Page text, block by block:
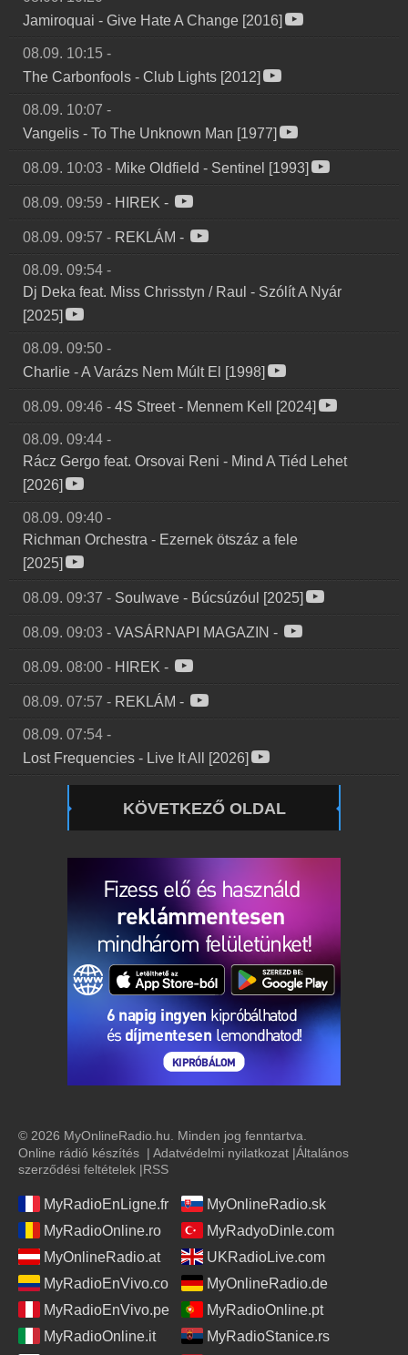
Jamiroquai - Give Hate A Change [2016]
08.09. 10:15 -
The Carbonfools - Club Lights [2012]
08.09. 10:07 -
Vangelis - To The Unknown Man [1977]
08.09. 10:03 - Mike Oldfield - Sentinel [1993]
08.09. 09:59 - HIREK -
08.09. 09:57 - REKLÁM -
08.09. 09:54 -
Dj Deka feat. Miss Chrisstyn / Raul - Szólít A Nyár
[2025]
08.09. 09:50 -
Charlie -A Varázs Nem Múlt El [1998]
08.09. 09:46 - 4S Street- Mennem Kell [2024]
08.09. 09:44 -
Rácz Gergo feat. Orsovai Reni - Mind A Tiéd Lehet
[2026]
08.09. 09:40 -
Richman Orchestra - Ezernek ötszáz a fele
[2025]
08.09. 09:37 - Soulwave - Búcsúzóul [2025]
08.09. 09:03 - VASÁRNAPI MAGAZIN -
08.09. 08:00 - HIREK -
08.09. 07:57 - REKLÁM -
08.09. 07:54 -
Lost Frequencies - Live It All [2026]
KÖVETKEZŐ OLDAL
© 2026 MyOnlineRadio.hu. Minden jog fenntartva.
Online rádió készítés | Adatvédelmi nyilatkozat |Általános
szerződési feltételek |RSS
MyRadioEnLigne.fr
MyOnlineRadio.sk
MyRadioOnline.ro
MyRadyoDinle.com
MyOnlineRadio.at
UKRadioLive.com
MyRadioEnVivo.co
MyOnlineRadio.de
MyRadioEnVivo.pe
MyRadioOnline.pt
MyRadioOnline.it
MyRadioStanice.rs